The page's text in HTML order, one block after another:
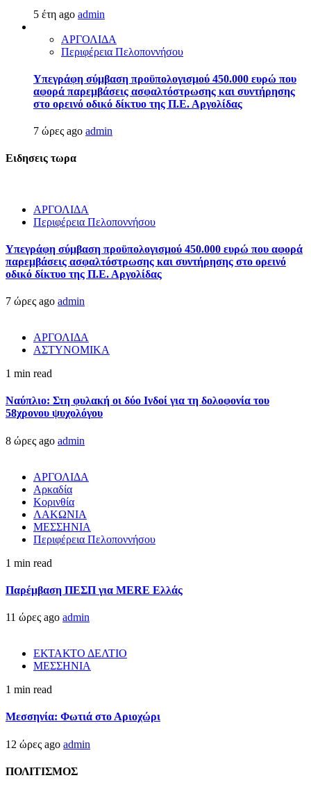
5 έτη ago admin
ΑΡΓΟΛΙΔΑ
Περιφέρεια Πελοποννήσου
Υπεγράφη σύμβαση προϋπολογισμού 450.000 ευρώ που
αφορά παρεμβάσεις ασφαλτόστρωσης και συντήρησης
στο ορεινό οδικό δίκτυο της Π.Ε. Αργολίδας
7 ώρες ago admin
Ειδησεις τωρα
ΑΡΓΟΛΙΔΑ
Περιφέρεια Πελοποννήσου
Υπεγράφη σύμβαση προϋπολογισμού 450.000 ευρώ που αφορά
παρεμβάσεις ασφαλτόστρωσης και συντήρησης στο ορεινό
οδικό δίκτυο της Π.Ε. Αργολίδας
7 ώρες ago admin
ΑΡΓΟΛΙΔΑ
ΑΣΤΥΝΟΜΙΚΑ
1 min read
Ναύπλιο: Στη φυλακή οι δύο Ινδοί για τη δολοφονία του
58χρονου ψυχολόγου
8 ώρες ago admin
ΑΡΓΟΛΙΔΑ
Αρκαδία
Κορινθία
ΛΑΚΩΝΙΑ
ΜΕΣΣΗΝΙΑ
Περιφέρεια Πελοποννήσου
1 min read
Παρέμβαση ΠΕΣΠ για MERE Ελλάς
11 ώρες ago admin
ΕΚΤΑΚΤΟ ΔΕΛΤΙΟ
ΜΕΣΣΗΝΙΑ
1 min read
Μεσσηνία: Φωτιά στο Αριοχώρι
12 ώρες ago admin
ΠΟΛΙΤΙΣΜΟΣ